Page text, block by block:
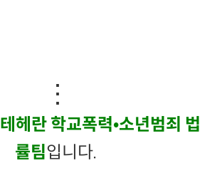
⋮
테헤란 학교폭력•소년범죄 법
률팀입니다.